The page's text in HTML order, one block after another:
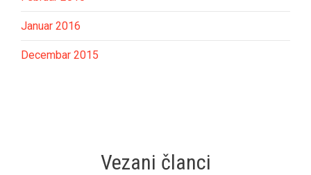
Januar 2016
Decembar 2015
Vezani članci